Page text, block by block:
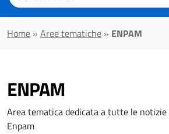
il
testo
da
Home » Aree tematiche » ENPAM
ENPAM
Area tematica dedicata a tutte le
Enpam